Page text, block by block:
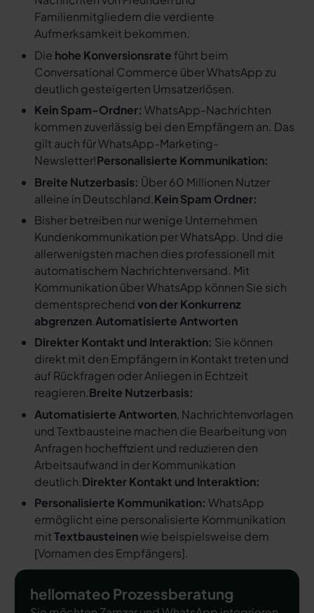
Familienmitgliedern die verdiente
Aufmerksamkeit bekommen.
Die hohe Konversionsrate führt beim
Conversational Commerce über WhatsApp zu
deutlich gesteigerten Umsatzerlösen.
Kein Spam-Ordner: WhatsApp-Nachrichten
kommen zuverlässig bei den Empfängern an. Das
gilt auch für WhatsApp-Marketing-
Newsletter!Personalisierte Kommunikation:
Breite Nutzerbasis: Über 60 Millionen Nutzer
alleine in Deutschland.Kein Spam Ordner:
Bisher betreiben nur wenige Unternehmen
Kundenkommunikation per WhatsApp. Und die
allerwenigsten machen dies professionell mit
automatischem Nachrichtenversand. Mit
Kommunikation über WhatsApp können Sie sich
dementsprechendvon der Konkurrenz
abgrenzen.Automatisierte Antworten
Direkter Kontakt und Interaktion: Sie können
direkt mit den Empfängern in Kontakt treten und
auf Rückfragen oder Anliegen in Echtzeit
reagieren.Breite Nutzerbasis:
Automatisierte Antworten, Nachrichtenvorlagen
und Textbausteine machen die Bearbeitung von
Anfragen hocheffizient und reduzieren den
Arbeitsaufwand in der Kommunikation
deutlich.Direkter Kontakt und Interaktion:
Personalisierte Kommunikation: WhatsApp
ermöglicht eine personalisierte Kommunikation
mitTextbausteinenwie beispielsweise dem
[Vornamen des Empfängers].
hellomateo Prozessberatung